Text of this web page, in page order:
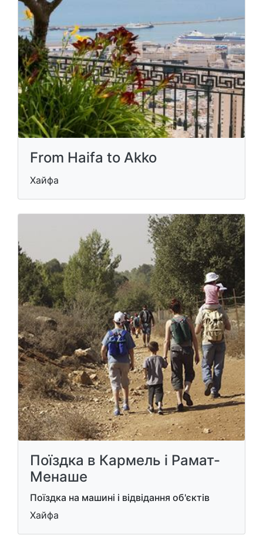
From Haifa to Akko
Хайфа
Поїздка в Кармель і Рамат-
Менаше
Поїздка на машині і відвідання об'єктів
Хайфа